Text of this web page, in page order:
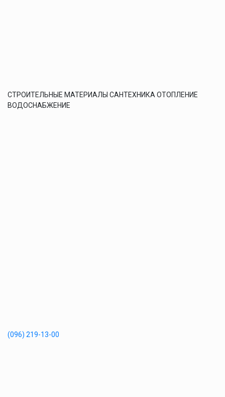
СТРОИТЕЛЬНЫЕ МАТЕРИАЛЫ САНТЕХНИКА ОТОПЛЕНИЕ
ВОДОСНАБЖЕНИЕ
(096) 219-13-00